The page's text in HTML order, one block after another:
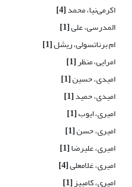
اکرمی‌نیا، محمد[4]
المدرسی، علی[1]
ام برناتسولی، ریشل[1]
امرایی، منظر[1]
امیدی، حسین[1]
امیدی، حمید[1]
امیری، ایوب[1]
امیری، حسن[1]
امیری، علیرضا[1]
امیری، غلامعلی[4]
امیری، کامبیز[1]